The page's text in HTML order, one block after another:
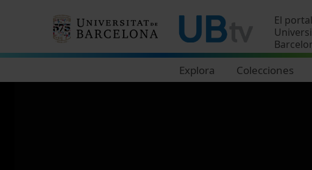
El
Explora Colecciones